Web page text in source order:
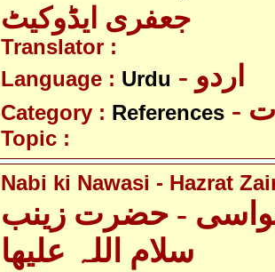
جعفری ایڈوکیٹ
Translator :
Language : Urdu - اردو
Category : References
Topic :
Nabi ki Nawasi - Hazrat
- حضرت زینب